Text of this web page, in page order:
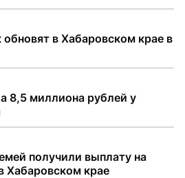
в Хабаровском крае в
8,5 миллиона рублей у
получили выплату на
Хабаровском крае